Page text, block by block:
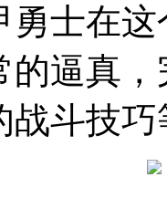
勇士在
的逼真
战斗技